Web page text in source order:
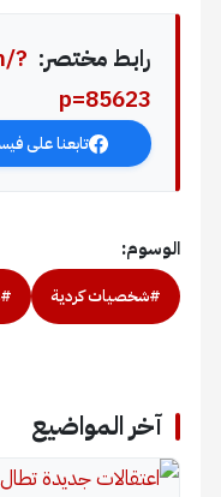
رابط مختصر: ?
p=85623
تابعنا على
الوسوم:
#شخصيات كردية
آخر المواضيع